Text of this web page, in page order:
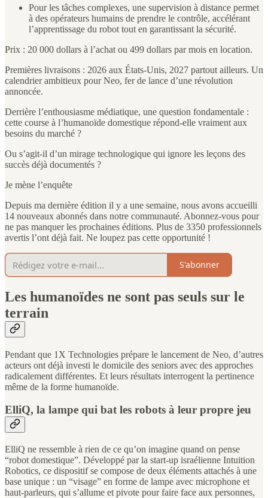
Pour les tâches complexes, une supervision à distance permet
à des opérateurs humains de prendre le contrôle, accélérant
l’apprentissage du robot tout en garantissant la sécurité.
Prix : 20 000 dollars à l’achat ou 499 dollars par mois en location.
Premières livraisons : 2026 aux États-Unis, 2027 partout ailleurs. Un
calendrier ambitieux pour Neo, fer de lance d’une révolution
annoncée.
Derrière l’enthousiasme médiatique, une question fondamentale :
cette course à l’humanoïde domestique répond-elle vraiment aux
besoins du marché ?
Ou s’agit-il d’un mirage technologique qui ignore les leçons des
succès déjà documentés ?
Je mène l’enquête
Depuis ma dernière édition il y a une semaine, nous avons accueilli
14 nouveaux abonnés dans notre communauté. Abonnez-vous pour
ne pas manquer les prochaines éditions. Plus de 3350 professionnels
avertis l’ont déjà fait. Ne loupez pas cette opportunité !
S'abonner
Les humanoïdes ne sont pas seuls sur le
terrain
Pendant que 1X Technologies prépare le lancement de Neo, d’autres
acteurs ont déjà investi le domicile des seniors avec des approches
radicalement différentes. Et leurs résultats interrogent la pertinence
même de la forme humanoïde.
ElliQ, la lampe qui bat les robots à leur propre jeu
ElliQ ne ressemble à rien de ce qu’on imagine quand on pense
“robot domestique”. Développé par la start-up israélienne Intuition
Robotics, ce dispositif se compose de deux éléments attachés à une
base unique : un “visage” en forme de lampe avec microphone et
haut-parleurs, qui s’allume et pivote pour faire face aux personnes,